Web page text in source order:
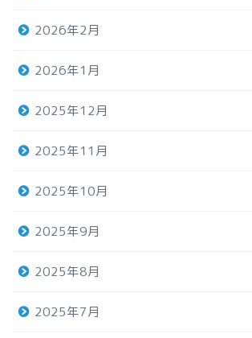
2026年2月
2026年1月
2025年12月
2025年11月
2025年10月
2025年9月
2025年8月
2025年7月